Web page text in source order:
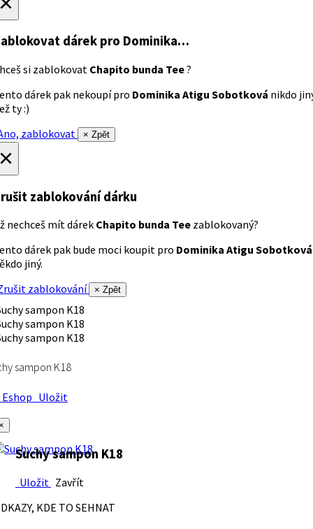
dárek pro Dominika…
si zablokovat Chapito bunda Tee?
dárek pak nekoupí pro Dominika Atigu Sobotková nikdo
ty :)
zablokovat
× Zpět
zablokování dárku
nechceš mít dárek Chapito bunda Tee zablokovaný?
dárek pak bude moci koupit pro Dominika Atigu Sobotková
jiný.
zablokování
× Zpět
sampon K18
Uložit
Suchy sampon K18
Uložit Zavřít
KDE TO SEHNAT